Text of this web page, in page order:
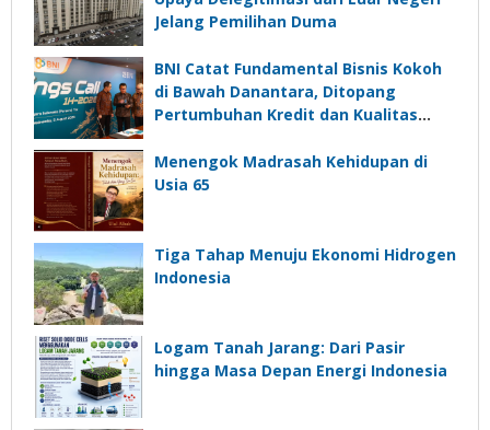
Jelang Pemilihan Duma
BNI Catat Fundamental Bisnis Kokoh
di Bawah Danantara, Ditopang
Pertumbuhan Kredit dan Kualitas
Menengok Madrasah Kehidupan di
Usia 65
Tiga Tahap Menuju Ekonomi Hidrogen
Indonesia
Logam Tanah Jarang: Dari Pasir
hingga Masa Depan Energi Indonesia